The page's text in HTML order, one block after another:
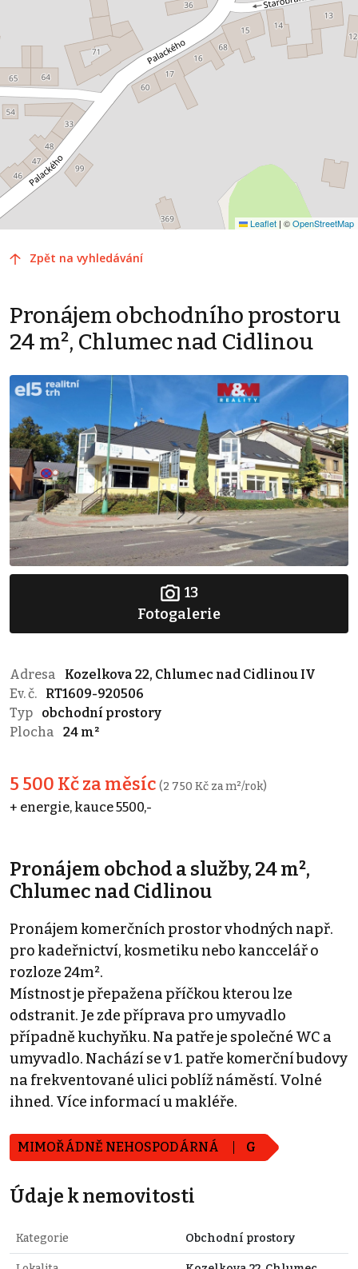
Leaflet | ©OpenStreetMap
Zpět na vyhledávání
Pronájem obchodního prostoru
24 m², Chlumec nad Cidlinou
13
Fotogalerie
Adresa
Kozelkova 22, Chlumec nad Cidlinou IV
Ev. č.
RT1609-920506
Typ
obchodní prostory
Plocha
24 m²
5 500 Kč za měsíc (2 750 Kč za m²/rok)
+ energie, kauce 5500,-
Pronájem obchod a služby, 24 m²,
Chlumec nad Cidlinou
Pronájem komerčních prostor vhodných např.
pro kadeřnictví, kosmetiku nebo kanccelář o
rozloze 24m².
Místnost je přepažena příčkou kterou lze
odstranit. Je zde příprava pro umyvadlo
případně kuchyňku. Na patře je společné WC a
umyvadlo. Nachází se v 1. patře komerční budovy
na frekventované ulici poblíž náměstí. Volné
ihned. Více informací u makléře.
MIMOŘÁDNĚ NEHOSPODÁRNÁ G
Údaje k nemovitosti
Kategorie Obchodní prostory